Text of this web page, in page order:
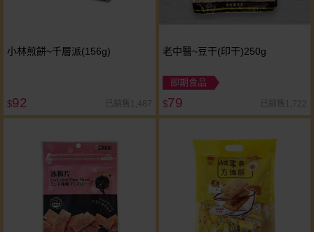
小林煎餅~千層派(156g)
$92 已銷售1,487
老中醫~豆干(印干)250g
即期食品
$79 已銷售1,722